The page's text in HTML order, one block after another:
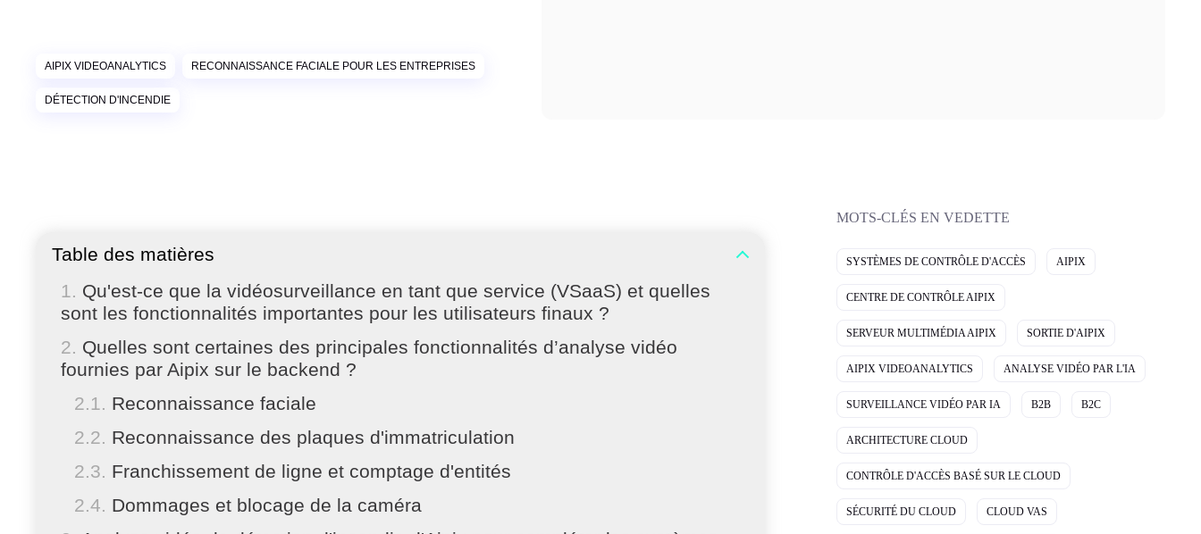
AIPIX VIDEOANALYTICS RECONNAISSANCE FACIALE POUR LES ENTREPRISES
DÉTECTION D'INCENDIE
Table des matières
Qu'est-ce que la vidéosurveillance en tant que service (VSaaS) et quelles
sont les fonctionnalités importantes pour les utilisateurs finaux ?
Quelles sont certaines des principales fonctionnalités d’analyse vidéo
fournies par Aipix sur le backend ?
Reconnaissance faciale
Reconnaissance des plaques d'immatriculation
Franchissement de ligne et comptage d'entités
Dommages et blocage de la caméra
MOTS-CLÉS EN VEDETTE
SYSTÈMES DE CONTRÔLE D'ACCÈS AIPIX
CENTRE DE CONTRÔLE AIPIX
SERVEUR MULTIMÉDIA AIPIX SORTIE D'AIPIX
AIPIX VIDEOANALYTICS ANALYSE VIDÉO PAR L'IA
SURVEILLANCE VIDÉO PAR IA B2B B2C
ARCHITECTURE CLOUD
CONTRÔLE D'ACCÈS BASÉ SUR LE CLOUD
SÉCURITÉ DU CLOUD CLOUD VAS